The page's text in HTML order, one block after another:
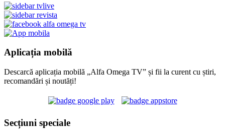
Aplicația mobilă
Descarcă aplicația mobilă „Alfa Omega TV” și fii la curent cu știri,
recomandări și noutăți!
Secțiuni speciale